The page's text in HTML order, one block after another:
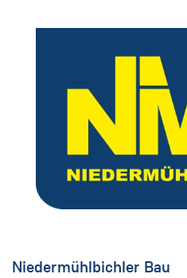
Niedermühlbichler Bau